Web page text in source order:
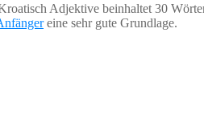
Adjektive beinhaltet 30
eine sehr gute Grundlage.